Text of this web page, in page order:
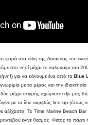
στα τέλη της δεκαετίας του
στο νησί μέχρι το καλοκαίρι του
για να κάνουμε ένα από τα Blue
με το μέρος και την
μέχρι στιγμής αχώριστοι djs μας
με το ίδιο ακριβώς line-up (όπως
αξέχαστο. Το Time Marine Beach
ραντεβού έγινε θεσμός. Φέτος το